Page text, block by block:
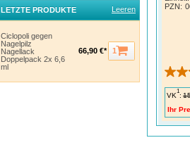
Daher
PZN:
VK
1
:
Ihr
LETZTE PRODUKTE Leeren
Ciclopoli gegen
Nagelpilz
Nagellack
Doppelpack 2x 6,6
ml
66,90 €* 1